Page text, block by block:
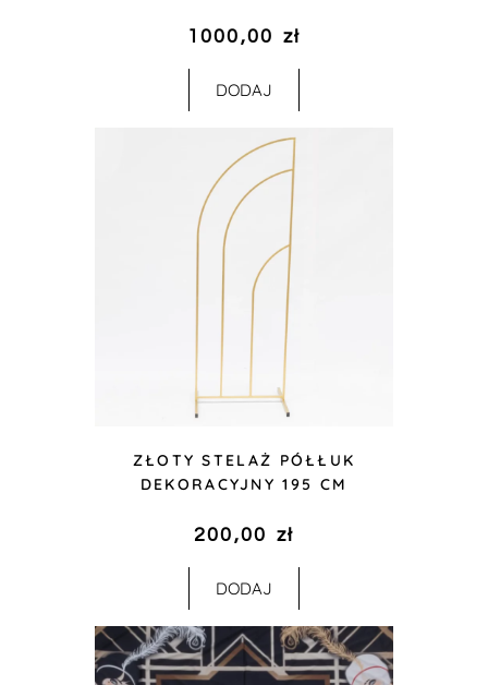
1000,00 zł
DODAJ
ZŁOTY STELAŻ PÓŁŁUK
DEKORACYJNY 195 CM
200,00 zł
DODAJ